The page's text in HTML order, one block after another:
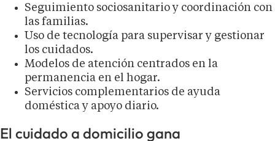
Seguimiento sociosanitario y coordinación con
las familias.
Uso de tecnología para supervisar y gestionar
los cuidados.
Modelos de atención centrados en la
permanencia en el hogar.
Servicios complementarios de ayuda
doméstica y apoyo diario.
El cuidado a domicilio gana